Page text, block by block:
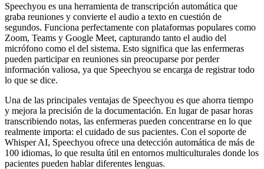
Speechyou es una herramienta de transcripción automática que
graba reuniones y convierte el audio a texto en cuestión de
segundos. Funciona perfectamente con plataformas populares como
Zoom, Teams y Google Meet, capturando tanto el audio del
micrófono como el del sistema. Esto significa que las enfermeras
pueden participar en reuniones sin preocuparse por perder
información valiosa, ya que Speechyou se encarga de registrar todo
lo que se dice.
Una de las principales ventajas de Speechyou es que ahorra tiempo
y mejora la precisión de la documentación. En lugar de pasar horas
transcribiendo notas, las enfermeras pueden concentrarse en lo que
realmente importa: el cuidado de sus pacientes. Con el soporte de
Whisper AI, Speechyou ofrece una detección automática de más de
100 idiomas, lo que resulta útil en entornos multiculturales donde los
pacientes pueden hablar diferentes lenguas.